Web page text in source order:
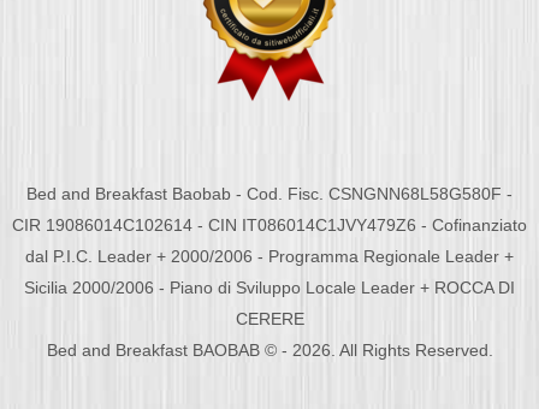
Bed and Breakfast Baobab - Cod. Fisc. CSNGNN68L58G580F -
CIR 19086014C102614 - CIN IT086014C1JVY479Z6 - Cofinanziato
dal P.I.C. Leader + 2000/2006 - Programma Regionale Leader +
Sicilia 2000/2006 - Piano di Sviluppo Locale Leader + ROCCA DI
CERERE
Bed and Breakfast BAOBAB © - 2026. All Rights Reserved.